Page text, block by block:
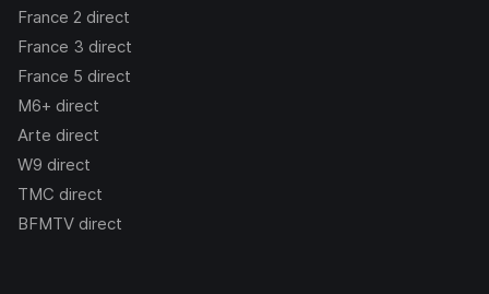
France 2 direct
France 3 direct
France 5 direct
M6+ direct
Arte direct
W9 direct
TMC direct
BFMTV direct